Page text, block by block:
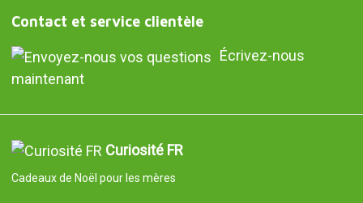
Contact et service clientèle
Écrivez-nous
maintenant
Curiosité FR
Cadeaux de Noël pour les mères